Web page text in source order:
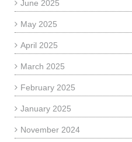
June 2025
May 2025
April 2025
March 2025
February 2025
January 2025
November 2024